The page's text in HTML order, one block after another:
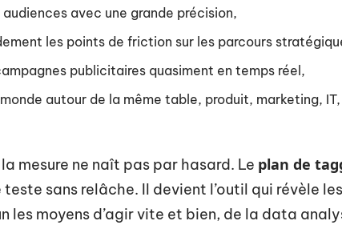
avec une grande précision,
les points de friction sur les parcours
publicitaires quasiment en temps réel,
autour de la même table, produit, marketing,
mesure ne naît pas par hasard. Le plan de
sans relâche. Il devient l’outil qui révèle
les moyens d’agir vite et bien, de la data